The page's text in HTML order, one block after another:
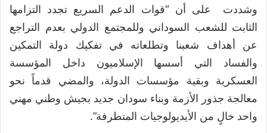
وشددت على أن “قوات الدعم السريع تجدد التزامها
الثابت للشعب السوداني وللمجتمع الدولي بعدم التراجع
عن أهداف شعبنا وتطلعاته في تفكيك دولة التمكين
والفساد التي أسسها الإسلاميون داخل المؤسسة
العسكرية وبقية مؤسسات الدولة، والمضي قدماً نحو
معالجة جذور الأزمة وبناء سودان جديد بجيش وطني مهني
واحد خالٍ من الأيديولوجيات المتطرفة”.